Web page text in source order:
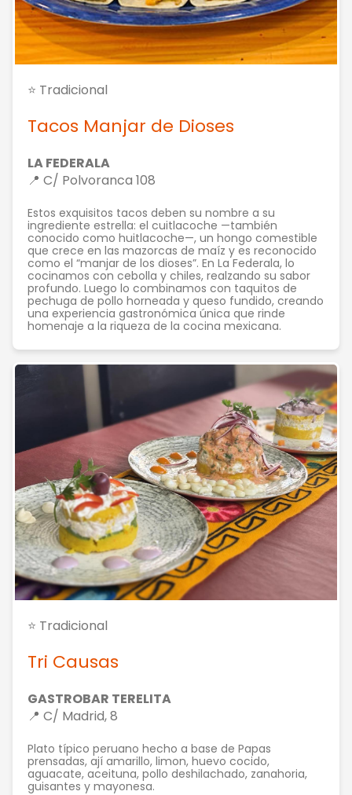
⭐ Tradicional
Tacos Manjar de Dioses
LA FEDERALA
📍 C/ Polvoranca 108
Estos exquisitos tacos deben su nombre a su
ingrediente estrella: el cuitlacoche —también
conocido como huitlacoche—, un hongo comestible
que crece en las mazorcas de maíz y es reconocido
como el “manjar de los dioses”. En La Federala, lo
cocinamos con cebolla y chiles, realzando su sabor
profundo. Luego lo combinamos con taquitos de
pechuga de pollo horneada y queso fundido, creando
una experiencia gastronómica única que rinde
homenaje a la riqueza de la cocina mexicana.
⭐ Tradicional
Tri Causas
GASTROBAR TERELITA
📍 C/ Madrid, 8
Plato típico peruano hecho a base de Papas
prensadas, ají amarillo, limon, huevo cocido,
aguacate, aceituna, pollo deshilachado, zanahoria,
guisantes y mayonesa.